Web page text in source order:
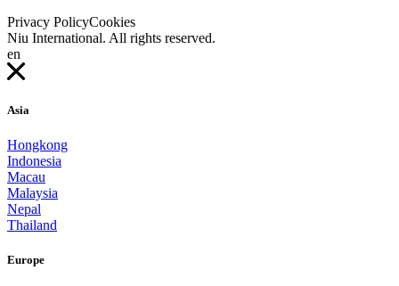
Privacy PolicyCookies
Niu International. All rights reserved.
en
Asia
Hongkong
Indonesia
Macau
Malaysia
Nepal
Thailand
Europe